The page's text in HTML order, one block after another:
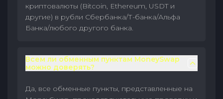
криптовалюты (Bitcoin, Ethereum, USDT и
другие) в рубли Сбербанка/Т-банка/Альфа
Банка/любого другого банка.
Всем ли обменным пунктам MoneySwap
можно доверять?
Да, все обменные пункты, представленные на